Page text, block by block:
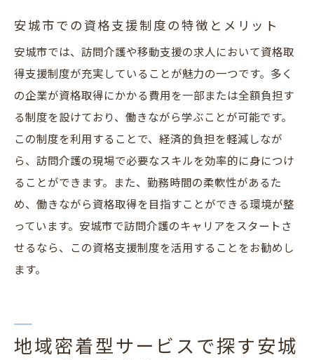
安城市での資格支援制度の特徴とメリット
安城市では、訪問介護や移動支援の求人において資格取
得支援制度が充実していることが魅力の一つです。多く
の企業が資格取得にかかる費用を一部または全額負担す
る制度を設けており、働きながら学ぶことが可能です。
この制度を利用することで、経済的負担を軽減しなが
ら、訪問介護の現場で必要なスキルを効率的に身につけ
ることができます。また、勤務時間の柔軟性があるた
め、働きながら資格取得を目指すことができる環境が整
っています。安城市で訪問介護のキャリアをスタートさ
せるなら、この資格支援制度を活用することをお勧めし
ます。
地域密着型サービスで探す安城